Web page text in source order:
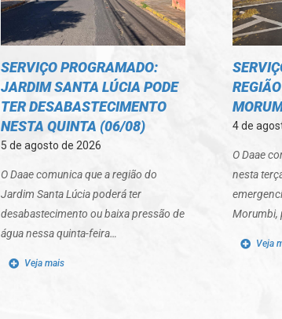
SERVIÇO PROGRAMADO:
JARDIM SANTA LÚCIA PODE
TER DESABASTECIMENTO
NESTA QUINTA (06/08)
5 de agosto de 2026
O Daae comunica que a região do
Jardim Santa Lúcia poderá ter
desabastecimento ou baixa pressão de
água nessa quinta-feira…
Veja mais
4 de
O Daae
nesta
Morumbi,
Veja